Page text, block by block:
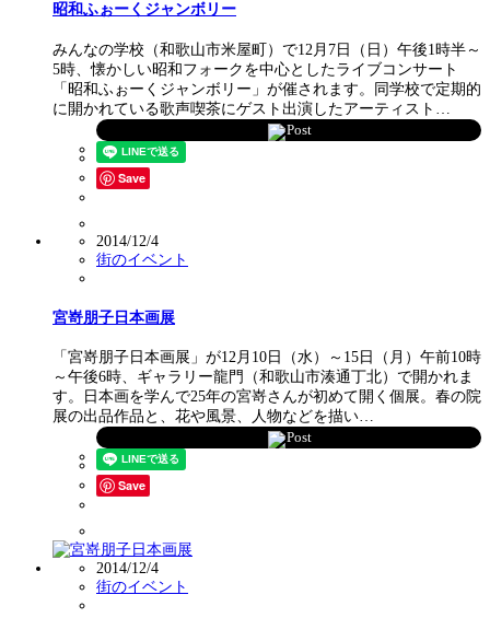
昭和ふぉーくジャンボリー
みんなの学校（和歌山市米屋町）で12月7日（日）午後1時半～
5時、懐かしい昭和フォークを中心としたライブコンサート
「昭和ふぉーくジャンボリー」が催されます。同学校で定期的
に開かれている歌声喫茶にゲスト出演したアーティスト…
Post
Save
2014/12/4
街のイベント
宮嵜朋子日本画展
「宮嵜朋子日本画展」が12月10日（水）～15日（月）午前10時
～午後6時、ギャラリー龍門（和歌山市湊通丁北）で開かれま
す。日本画を学んで25年の宮嵜さんが初めて開く個展。春の院
展の出品作品と、花や風景、人物などを描い…
Post
Save
2014/12/4
街のイベント